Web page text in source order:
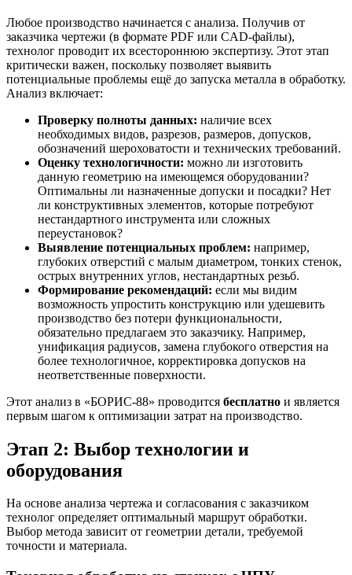
Любое производство начинается с анализа. Получив от
заказчика чертежи (в формате PDF или CAD-файлы),
технолог проводит их всестороннюю экспертизу. Этот этап
критически важен, поскольку позволяет выявить
потенциальные проблемы ещё до запуска металла в обработку.
Анализ включает:
Проверку полноты данных: наличие всех
необходимых видов, разрезов, размеров, допусков,
обозначений шероховатости и технических требований.
Оценку технологичности: можно ли изготовить
данную геометрию на имеющемся оборудовании?
Оптимальны ли назначенные допуски и посадки? Нет
ли конструктивных элементов, которые потребуют
нестандартного инструмента или сложных
переустановок?
Выявление потенциальных проблем: например,
глубоких отверстий с малым диаметром, тонких стенок,
острых внутренних углов, нестандартных резьб.
Формирование рекомендаций: если мы видим
возможность упростить конструкцию или удешевить
производство без потери функциональности,
обязательно предлагаем это заказчику. Например,
унификация радиусов, замена глубокого отверстия на
более технологичное, корректировка допусков на
неответственные поверхности.
Этот анализ в «БОРИС-88» проводится бесплатно и является
первым шагом к оптимизации затрат на производство.
Этап 2: Выбор технологии и
оборудования
На основе анализа чертежа и согласования с заказчиком
технолог определяет оптимальный маршрут обработки.
Выбор метода зависит от геометрии детали, требуемой
точности и материала.